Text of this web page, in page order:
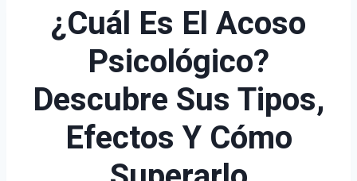
¿Cuál Es El Acoso
Psicológico?
Descubre Sus Tipos,
Efectos Y Cómo